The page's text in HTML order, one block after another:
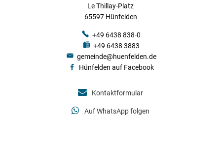
Le Thillay-Platz
65597 Hünfelden
+49 6438 838-0
+49 6438 3883
gemeinde@huenfelden.de
Hünfelden auf Facebook
Kontaktformular
Auf WhatsApp folgen